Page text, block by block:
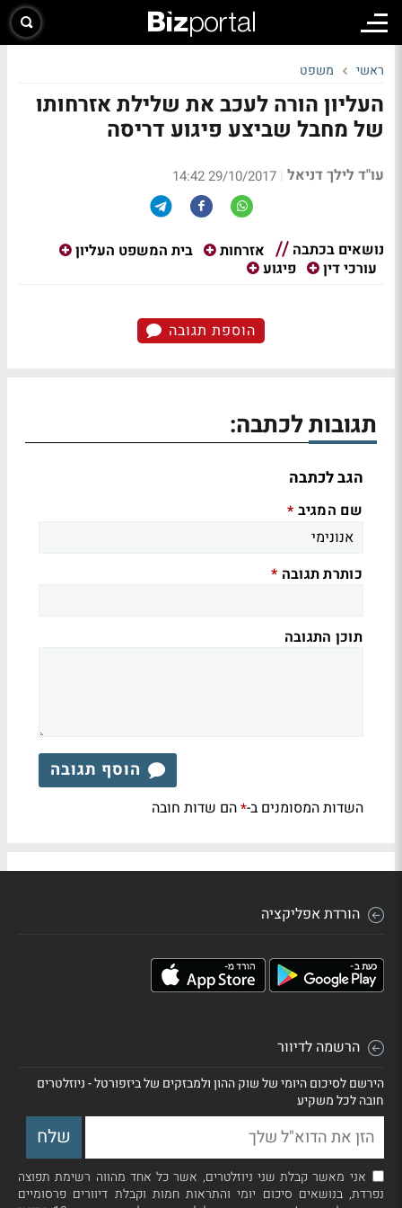
ראשי משפט
העליון הורה לעכב את שלילת אזרחותו
של מחבל שביצע פיגוע דריסה
עו"ד לילך דניאל |
29/10/2017 14:42
נושאים בכתבה אזרחות
בית המשפט העליון
עורכי דין
פיגוע
הוספת תגובה
תגובות לכתבה:
הגב לכתבה
שם המגיב *
כותרת תגובה *
תוכן התגובה
הוסף תגובה
השדות המסומנים ב-*הם שדות חובה
הורדת אפליקציה
הרשמה לדיוור
הירשם לסיכום היומי של שוק ההון ולמבזקים של ביזפורטל - ניוזלטרים
חובה לכל משקיע
אני מאשר קבלת שני ניוזלטרים, אשר כל אחד מהווה רשימת תפוצה
נפרדת, בנושאים סיכום יומי והתראות חמות וקבלת דיוורים פרסומיים